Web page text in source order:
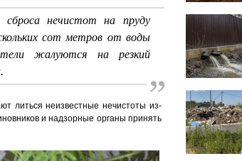
сброса нечистот на пруду
сот метров от воды
жалуются на резкий
литься неизвестные нечистоты из-
и надзорные органы принять